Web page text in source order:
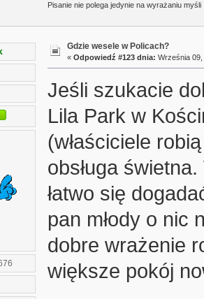
Pisanie nie polega jedynie na wyrażaniu myśli
Gdzie wesele w Policach?
« Odpowiedź #123 dnia: Września
Jeśli szukacie
Lila Park w
(właściciele
obsługa
łatwo się
pan młody o nic
dobre wrażenie
większe pokój